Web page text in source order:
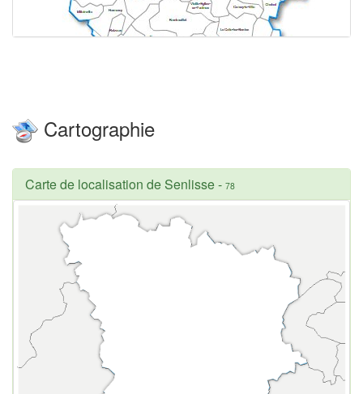
Cartographie
Carte de localisation de Senlisse- 78